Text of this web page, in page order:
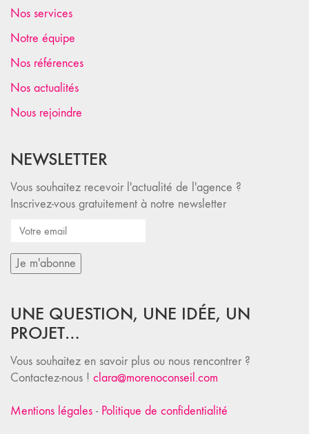
Nos services
Notre équipe
Nos références
Nos actualités
Nous rejoindre
NEWSLETTER
Vous souhaitez recevoir l'actualité de l'agence ?
Inscrivez-vous gratuitement à notre newsletter
UNE QUESTION, UNE IDÉE, UN
PROJET…
Vous souhaitez en savoir plus ou nous rencontrer ?
Contactez-nous ! clara@morenoconseil.com
Mentions légales - Politique de confidentialité